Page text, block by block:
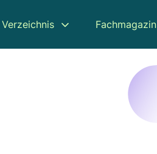
Verzeichnis Fachmagazin